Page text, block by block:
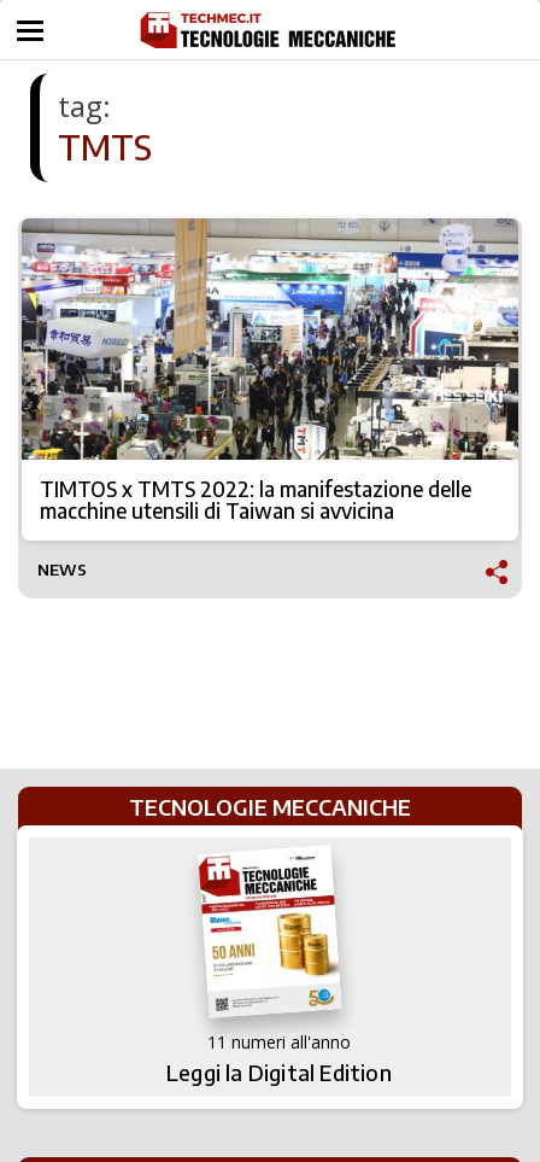
tag:
TMTS
TIMTOS x TMTS 2022: la manifestazione delle
macchine utensili di Taiwan si avvicina
NEWS
TECNOLOGIE MECCANICHE
11 numeri all'anno
Leggi la Digital Edition